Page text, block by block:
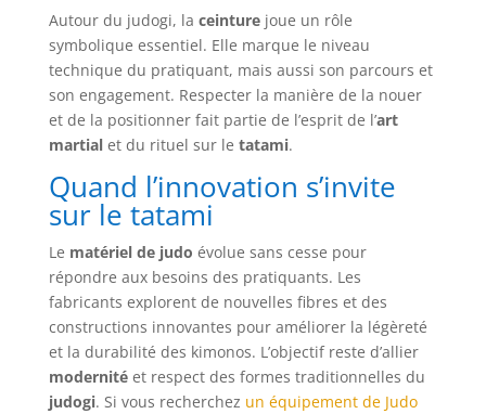
Autour du judogi, la ceinturejoue un rôle
symbolique essentiel. Elle marque le niveau
technique du pratiquant, mais aussi son parcours et
son engagement. Respecter la manière de la nouer
et de la positionner fait partie de l’esprit de l’art
martialet du rituel sur le tatami.
Quand l’innovation s’invite
sur le tatami
Le matériel de judo évolue sans cesse pour
répondre aux besoins des pratiquants. Les
fabricants explorent de nouvelles fibres et des
constructions innovantes pour améliorer la légèreté
et la durabilité des kimonos. L’objectif reste d’allier
modernitéet respect des formes traditionnelles du
judogi. Si vous recherchez un équipement de Judo